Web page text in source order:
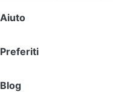
Aiuto
Preferiti
Blog